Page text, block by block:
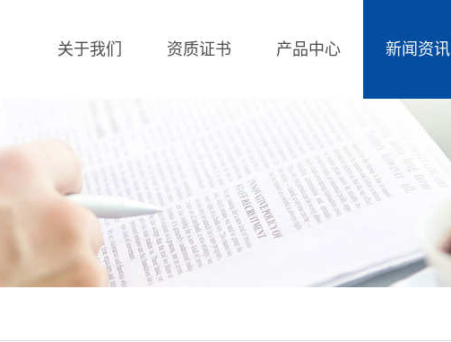
关于我们 资质证书 产品中心 新闻资讯